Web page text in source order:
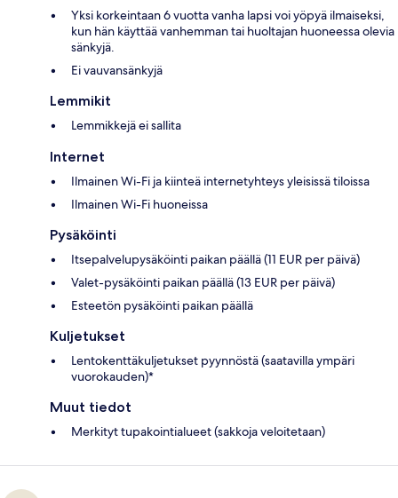
Yksi korkeintaan 6 vuotta vanha lapsi voi yöpyä ilmaiseksi,
kun hän käyttää vanhemman tai huoltajan huoneessa olevia
sänkyjä.
Ei vauvansänkyjä
Lemmikit
Lemmikkejä ei sallita
Internet
Ilmainen Wi-Fi ja kiinteä internetyhteys yleisissä tiloissa
Ilmainen Wi-Fi huoneissa
Pysäköinti
Itsepalvelupysäköinti paikan päällä (11 EUR per päivä)
Valet-pysäköinti paikan päällä (13 EUR per päivä)
Esteetön pysäköinti paikan päällä
Kuljetukset
Lentokenttäkuljetukset pyynnöstä (saatavilla ympäri
vuorokauden)*
Muut tiedot
Merkityt tupakointialueet (sakkoja veloitetaan)